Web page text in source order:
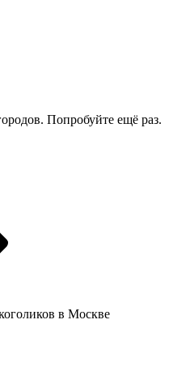
Попробуйте ещё раз.
в Москве